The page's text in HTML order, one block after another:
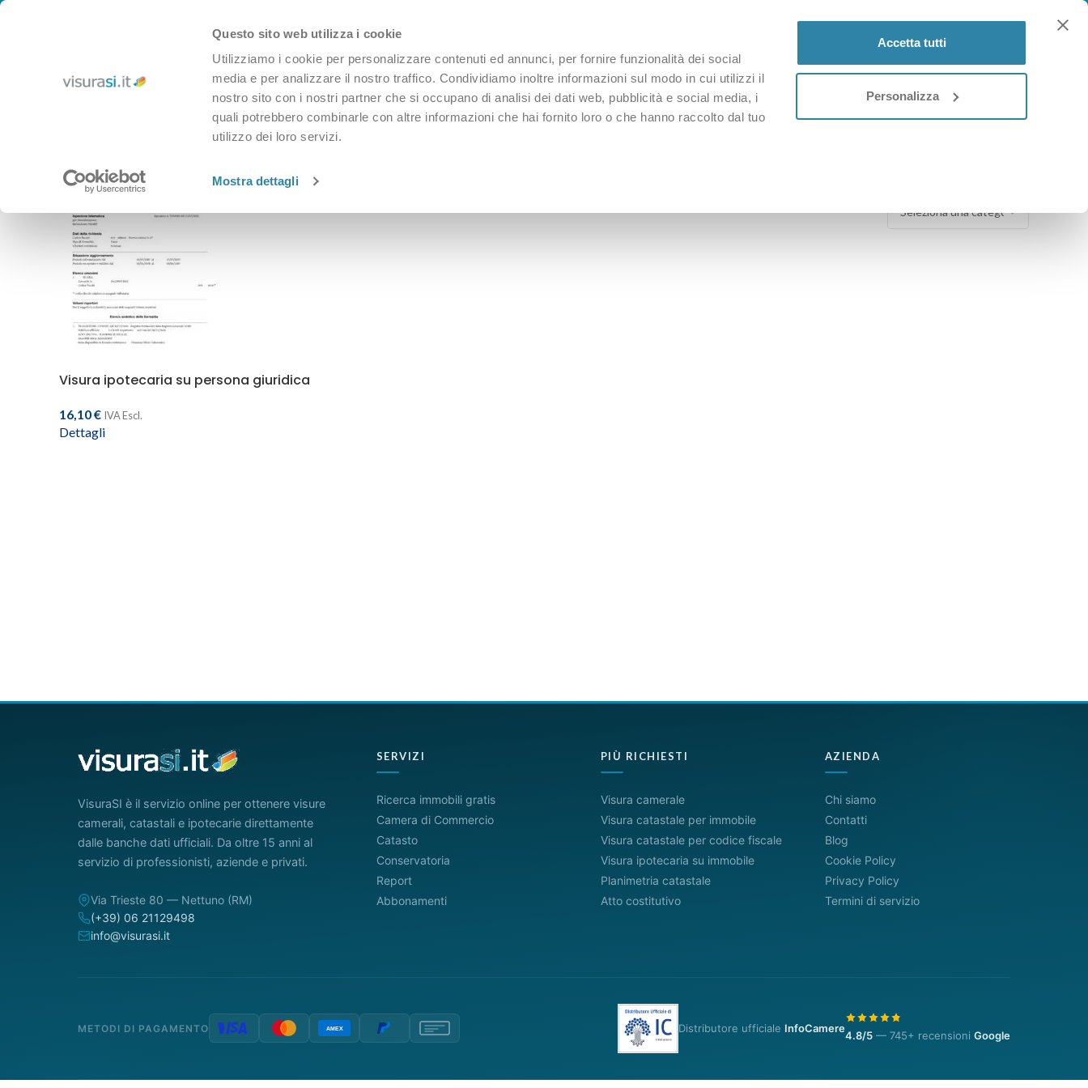
Questo sito web utilizza i cookie
Utilizziamo i cookie per personalizzare contenuti ed annunci, per fornire funzionalità dei social
media e per analizzare il nostro traffico. Condividiamo inoltre informazioni sul modo in cui utilizzi il
nostro sito con i nostri partner che si occupano di analisi dei dati web, pubblicità e social media, i
quali potrebbero combinarle con altre informazioni che hai fornito loro o che hanno raccolto dal tuo
utilizzo dei loro servizi.
Mostra dettagli
Accetta tutti
Personalizza
ACCEDI / REGISTRATI
CATASTO CONSERVATORIA
Home»visura conservatoria su società
Visura ipotecaria su persona giuridica
16,10€ IVA Escl.
Dettagli
VisuraSI è il servizio online per ottenere visure
camerali, catastali e ipotecarie direttamente
dalle banche dati ufficiali. Da oltre 15 anni al
servizio di professionisti, aziende e privati.
Via Trieste 80 — Nettuno (RM)
(+39) 06 21129498
info@visurasi.it
SERVIZI
Ricerca immobili gratis
Camera di Commercio
Catasto
Conservatoria
Report
Abbonamenti
PIÙ RICHIESTI
Visura camerale
Visura catastale per immobile
Visura catastale per codice fiscale
Visura ipotecaria su immobile
Planimetria catastale
Atto costitutivo
AZIENDA
Chi siamo
Contatti
Blog
Cookie Policy
Privacy Policy
Termini di servizio
METODI DI PAGAMENTO Distributore ufficiale InfoCamere
4.8/5 — 745+ recensioni Google